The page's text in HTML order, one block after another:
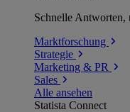
Schnelle Antworten,
Marktforschung
Strategie
Marketing & PR
Sales
Alle ansehen
Statista Connect